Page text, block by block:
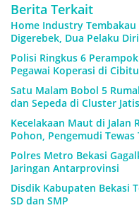
Berita Terkait
Home Industry
Digerebek, Dua Pelaku
Polisi Ringkus 6
Pegawai Koperasi di
Satu Malam Bobol 5
dan Sepeda di Cluster
Kecelakaan Maut di Jalan
Pohon, Pengemudi
Polres Metro Bekasi
Jaringan Antarprovinsi
Disdik Kabupaten Bekasi
SD dan SMP